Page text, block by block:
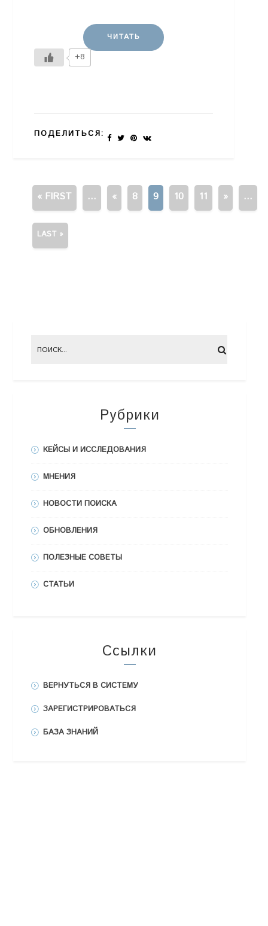
ЧИТАТЬ
+8
ПОДЕЛИТЬСЯ:
« FIRST ... « 8 9 10 11 » ...
LAST »
Рубрики
КЕЙСЫ И ИССЛЕДОВАНИЯ
МНЕНИЯ
НОВОСТИ ПОИСКА
ОБНОВЛЕНИЯ
ПОЛЕЗНЫЕ СОВЕТЫ
СТАТЬИ
Ссылки
ВЕРНУТЬСЯ В СИСТЕМУ
ЗАРЕГИСТРИРОВАТЬСЯ
БАЗА ЗНАНИЙ